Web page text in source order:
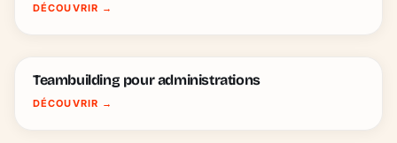
DÉCOUVRIR →
Teambuilding pour administrations
DÉCOUVRIR →